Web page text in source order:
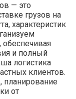
— это
грузов на
характеристик
и полный
логистика
клиентов.
планирование
от